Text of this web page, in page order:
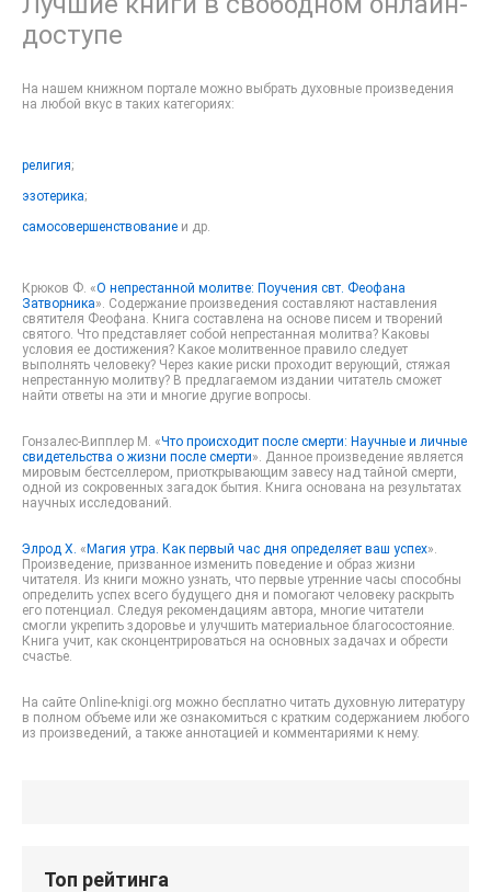
доступе
На нашем книжном портале можно выбрать духовные произведения
на любой вкус в таких категориях:
религия;
эзотерика;
самосовершенствование и др.
Крюков Ф. «О непрестанной молитве: Поучения свт. Феофана
Затворника». Содержание произведения составляют наставления
святителя Феофана. Книга составлена на основе писем и творений
святого. Что представляет собой непрестанная молитва? Каковы
условия ее достижения? Какое молитвенное правило следует
выполнять человеку? Через какие риски проходит верующий, стяжая
непрестанную молитву? В предлагаемом издании читатель сможет
найти ответы на эти и многие другие вопросы.
Гонзалес-Випплер М. «Что происходит после смерти: Научные и личные
свидетельства о жизни после смерти». Данное произведение является
мировым бестселлером, приоткрывающим завесу над тайной смерти,
одной из сокровенных загадок бытия. Книга основана на результатах
научных исследований.
Элрод Х. « Магия утра. Как первый час дня определяет ваш успех».
Произведение, призванное изменить поведение и образ жизни
читателя. Из книги можно узнать, что первые утренние часы способны
определить успех всего будущего дня и помогают человеку раскрыть
его потенциал. Следуя рекомендациям автора, многие читатели
смогли укрепить здоровье и улучшить материальное благосостояние.
Книга учит, как сконцентрироваться на основных задачах и обрести
счастье.
На сайте Оnline-knigi.org можно бесплатно читать духовную литературу
в полном объеме или же ознакомиться с кратким содержанием любого
из произведений, а также аннотацией и комментариями к нему.
Топ рейтинга